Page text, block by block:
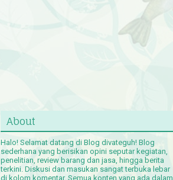
About
Halo! Selamat datang di Blog divateguh! Blog
sederhana yang berisikan opini seputar kegiatan,
penelitian, review barang dan jasa, hingga berita
terkini. Diskusi dan masukan sangat terbuka lebar
di kolom komentar. Semua konten yang ada dalam